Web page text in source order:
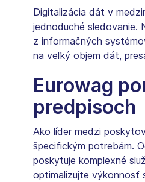
Digitalizácia dát v
jednoduché sledovanie.
z informačných
na veľký objem dát,
Eurowag
predpisoch
Ako líder medzi
špecifickým potrebám.
poskytuje komplexné
optimalizujte výkonnosť